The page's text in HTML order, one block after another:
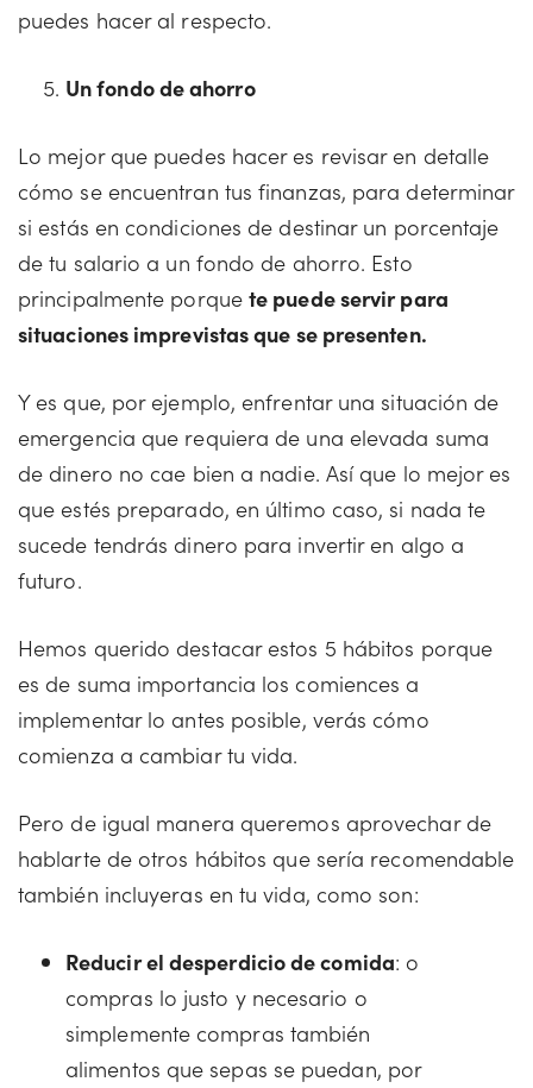
puedes hacer al respecto.
Un fondo de ahorro
Lo mejor que puedes hacer es revisar en detalle
cómo se encuentran tus finanzas, para determinar
si estás en condiciones de destinar un porcentaje
de tu salario a un fondo de ahorro. Esto
principalmente porque te puede servir para
situaciones imprevistas que se presenten.
Y es que, por ejemplo, enfrentar una situación de
emergencia que requiera de una elevada suma
de dinero no cae bien a nadie. Así que lo mejor es
que estés preparado, en último caso, si nada te
sucede tendrás dinero para invertir en algo a
futuro.
Hemos querido destacar estos 5 hábitos porque
es de suma importancia los comiences a
implementar lo antes posible, verás cómo
comienza a cambiar tu vida.
Pero de igual manera queremos aprovechar de
hablarte de otros hábitos que sería recomendable
también incluyeras en tu vida, como son:
Reducir el desperdicio de comida: o
compras lo justo y necesario o
simplemente compras también
alimentos que sepas se puedan, por